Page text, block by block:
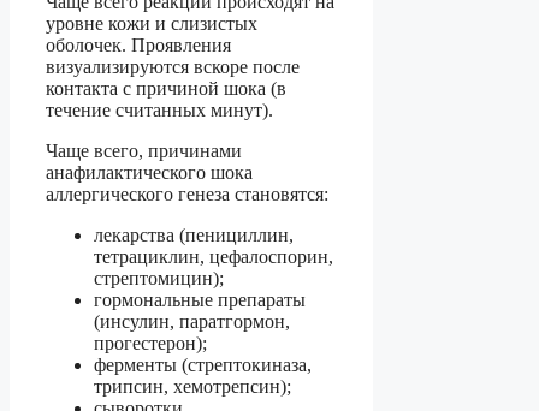
уровне кожи и слизистых
оболочек. Проявления
визуализируются вскоре после
контакта с причиной шока (в
течение считанных минут).
Чаще всего, причинами
анафилактического шока
аллергического генеза становятся:
лекарства (пенициллин,
тетрациклин, цефалоспорин,
стрептомицин);
гормональные препараты
(инсулин, паратгормон,
прогестерон);
ферменты (стрептокиназа,
трипсин, хемотрепсин);